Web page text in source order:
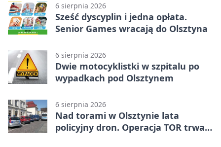
6 sierpnia 2026
Sześć dyscyplin i jedna opłata.
Senior Games wracają do Olsztyna
6 sierpnia 2026
Dwie motocyklistki w szpitalu po
wypadkach pod Olsztynem
6 sierpnia 2026
Nad torami w Olsztynie lata
policyjny dron. Operacja TOR trwa